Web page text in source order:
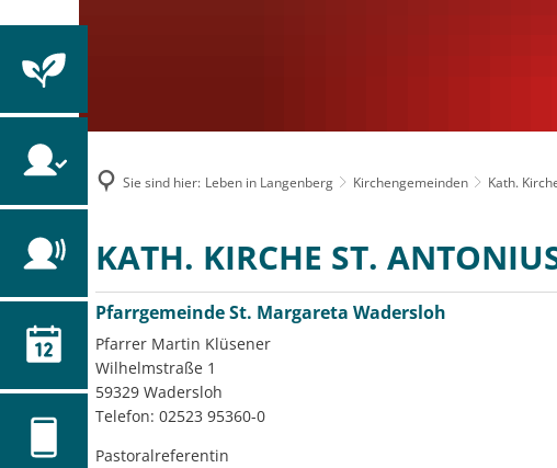
Sie sind hier: Leben in Langenberg Kirchengemeinden Kath.
Kath.
Kirchengemeinde
St.
Antonius
KATH. KIRCHE ST.
Pfarrgemeinde St. Margareta Wadersloh
Pfarrer Martin Klüsener
Wilhelmstraße 1
59329 Wadersloh
Telefon: 02523 95360-0
Pastoralreferentin